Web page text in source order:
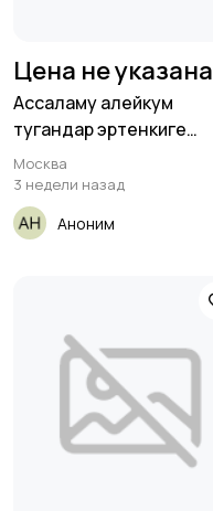
Цена не указана
Ассаламу алейкум
тугандар эртенкиге
разнорабочий Балдар
Москва
3 недели назад
Аноним